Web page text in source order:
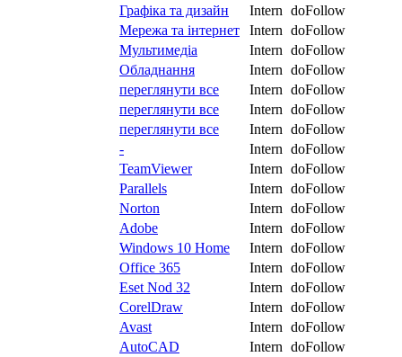
Графіка та дизайн Intern doFollow
Мережа та інтернет
Intern doFollow
Мультимедіа
Intern doFollow
Обладнання
Intern doFollow
переглянути все
Intern doFollow
переглянути все
Intern doFollow
переглянути все
Intern doFollow
-
Intern doFollow
TeamViewer
Intern doFollow
Parallels
Intern doFollow
Norton
Intern doFollow
Adobe
Intern doFollow
Windows 10 Home
Intern doFollow
Office 365
Intern doFollow
Eset Nod 32
Intern doFollow
CorelDraw
Intern doFollow
Avast
Intern doFollow
AutoCAD
Intern doFollow